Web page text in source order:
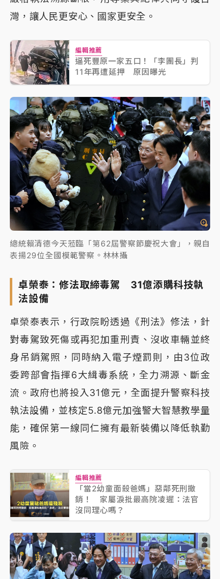
灣，讓人民更安心、國家更安全。
編輯推薦
逼死豐原一家五口！「李團長」判
11年再遭延押 原因曝光
總統賴清德今天蒞臨「第62屆警察節慶祝大會」，親自
表揚29位全國模範警察。林林攝
卓榮泰：修法取締毒駕 31億添購科技執
法設備
卓榮泰表示，行政院盼透過《刑法》修法，針
對毒駕致死傷或再犯加重刑責、沒收車輛並終
身吊銷駕照，同時納入電子煙罰則，由3位政
委跨部會指揮6大緝毒系統，全力溯源、斷金
流。政府也將投入31億元，全面提升警察科技
執法設備，並核定5.8億元加強警大智慧教學量
能，確保第一線同仁擁有最新裝備以降低執勤
風險。
編輯推薦
「當2幼童面殺爸媽」惡鄰死刑撤
銷！ 家屬淚批最高院凌遲：法官
沒同理心嗎？